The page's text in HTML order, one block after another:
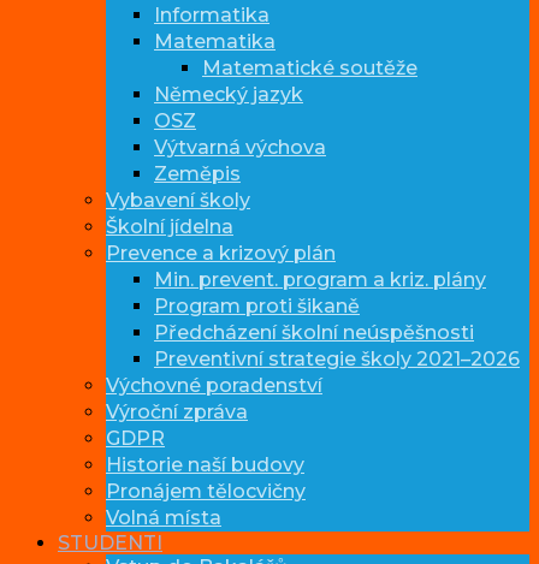
Informatika
Matematika
Matematické soutěže
Německý jazyk
OSZ
Výtvarná výchova
Zeměpis
Vybavení školy
Školní jídelna
Prevence a krizový plán
Min. prevent. program a kriz. plány
Program proti šikaně
Předcházení školní neúspěšnosti
Preventivní strategie školy 2021–2026
Výchovné poradenství
Výroční zpráva
GDPR
Historie naší budovy
Pronájem tělocvičny
Volná místa
STUDENTI